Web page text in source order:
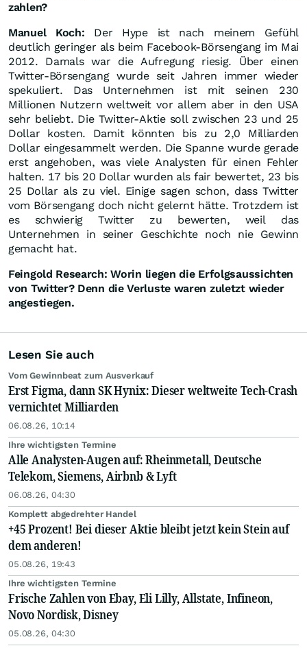
zahlen?
Manuel Koch: Der Hype ist nach meinem Gefühl
deutlich geringer als beim Facebook-Börsengang im Mai
2012. Damals war die Aufregung riesig. Über einen
Twitter-Börsengang wurde seit Jahren immer wieder
spekuliert. Das Unternehmen ist mit seinen 230
Millionen Nutzern weltweit vor allem aber in den USA
sehr beliebt. Die Twitter-Aktie soll zwischen 23 und 25
Dollar kosten. Damit könnten bis zu 2,0 Milliarden
Dollar eingesammelt werden. Die Spanne wurde gerade
erst angehoben, was viele Analysten für einen Fehler
halten. 17 bis 20 Dollar wurden als fair bewertet, 23 bis
25 Dollar als zu viel. Einige sagen schon, dass Twitter
vom Börsengang doch nicht gelernt hätte. Trotzdem ist
es schwierig Twitter zu bewerten, weil das
Unternehmen in seiner Geschichte noch nie Gewinn
gemacht hat.
Feingold Research: Worin liegen die Erfolgsaussichten
von Twitter? Denn die Verluste waren zuletzt wieder
angestiegen.
Lesen Sie auch
Vom Gewinnbeat zum Ausverkauf
Erst Figma, dann SK Hynix: Dieser weltweite Tech-Crash
vernichtet Milliarden
06.08.26, 10:14
Ihre wichtigsten Termine
Alle Analysten-Augen auf: Rheinmetall, Deutsche
Telekom, Siemens, Airbnb & Lyft
06.08.26, 04:30
Komplett abgedrehter Handel
+45 Prozent! Bei dieser Aktie bleibt jetzt kein Stein auf
dem anderen!
05.08.26, 19:43
Ihre wichtigsten Termine
Frische Zahlen von Ebay, Eli Lilly, Allstate, Infineon,
Novo Nordisk, Disney
05.08.26, 04:30